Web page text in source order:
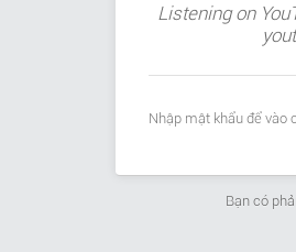
Listening on
Nhập mật khẩu để vào
Bạn có